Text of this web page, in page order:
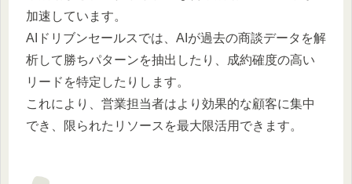
加速しています。
AIドリブンセールスでは、AIが過去の商談データを解
析して勝ちパターンを抽出したり、成約確度の高い
リードを特定したりします。
これにより、営業担当者はより効果的な顧客に集中
でき、限られたリソースを最大限活用できます。